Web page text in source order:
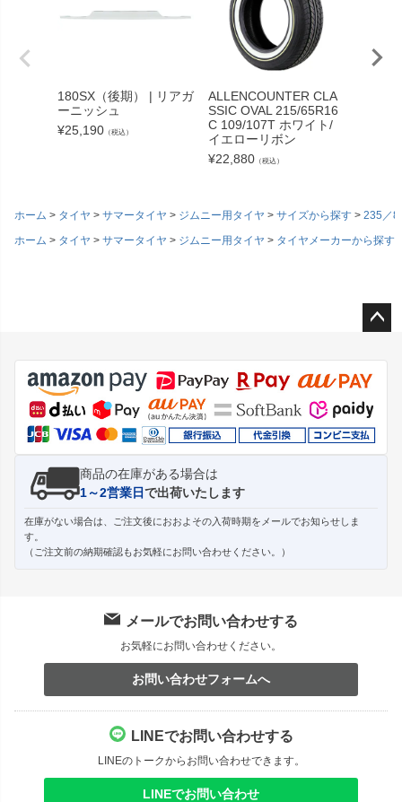
180SX（後期） | リアガ
ーニッシュ
¥25,190 （税込）
ALLENCOUNTER CLA
SSIC OVAL 215/65R16
C 109/107T ホワイト/
イエローリボン
¥22,880 （税込）
ホーム タイヤ サマータイヤ ジムニー用タイヤ サイズから探す
235／
ホーム
タイヤ サマータイヤ ジムニー用タイヤ タイヤメーカーから探す
ジト
ップ
へ
商品の在庫がある場合は
1～2営業日で出荷いたします
在庫がない場合は、ご注文後におおよその入荷時期をメールでお知らせしま
す。
（ご注文前の納期確認もお気軽にお問い合わせください。）
メールでお問い合わせする
お気軽にお問い合わせください。
お問い合わせフォームへ
LINEでお問い合わせする
LINEのトークからお問い合わせできます。
LINEでお問い合わせ